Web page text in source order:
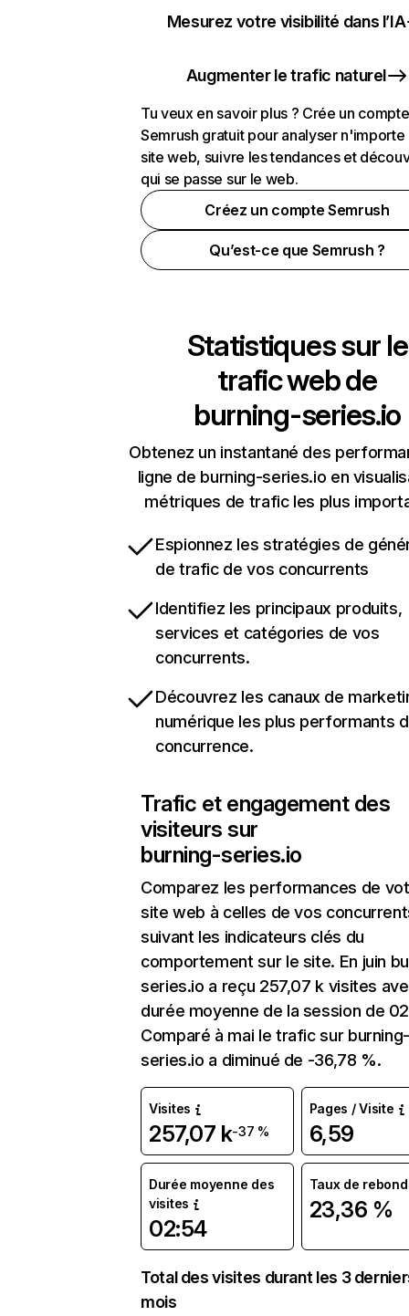
Mesurez votre visibilité dans l’IA
Augmenter le trafic naturel
Tu veux en savoir plus ? Crée un compte
Semrush gratuit pour analyser n'importe
site web, suivre les tendances et
qui se passe sur le web.
Créez un compte Semrush
Qu’est-ce que Semrush ?
Statistiques sur le
trafic web de
burning-series.io
Obtenez un instantané des
ligne de burning-series.io en
métriques de trafic les plus
Espionnez les stratégies de
de trafic de vos concurrents
Identifiez les principaux produits,
services et catégories de vos
concurrents.
Découvrez les canaux de
numérique les plus performants
concurrence.
Trafic et engagement des
visiteurs sur
burning-series.io
Comparez les performances de
site web à celles de vos
suivant les indicateurs clés du
comportement sur le site. En juin
series.io a reçu 257,07 k visites
durée moyenne de la session de
Comparé à mai le trafic sur
series.io a diminué de -36,78 %.
Visites
257,07 k-37 %
Pages / Visite
6,59
Durée moyenne des
visites
02:54
Taux de rebond
23,36 %
Total des visites durant les 3
mois